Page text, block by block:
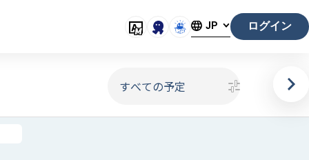
JP ログイン
すべての予定